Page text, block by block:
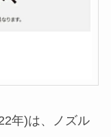
年)は、ノズル